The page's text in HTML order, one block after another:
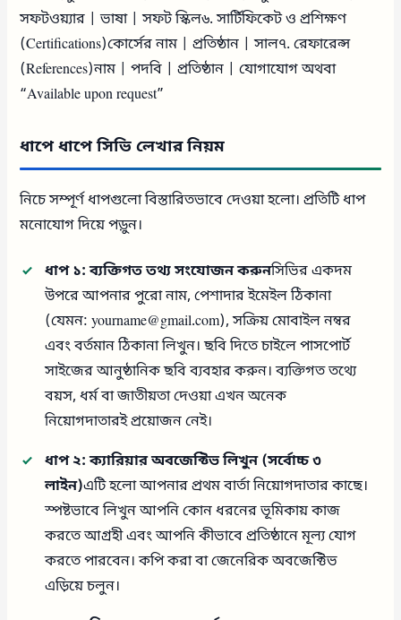
সফটওয়্যার | ভাষা | সফট স্কিল৬. সার্টিফিকেট ও প্রশিক্ষণ
(Certifications)কোর্সের নাম | প্রতিষ্ঠান | সাল৭. রেফারেন্স
(References)নাম | পদবি | প্রতিষ্ঠান | যোগাযোগ অথবা
“Available upon request”
ধাপে ধাপে সিভি লেখার নিয়ম
নিচে সম্পূর্ণ ধাপগুলো বিস্তারিতভাবে দেওয়া হলো। প্রতিটি ধাপ
মনোযোগ দিয়ে পড়ুন।
ধাপ ১: ব্যক্তিগত তথ্য সংযোজন করুনসিভির একদম
উপরে আপনার পুরো নাম, পেশাদার ইমেইল ঠিকানা
(যেমন: yourname@gmail.com), সক্রিয় মোবাইল নম্বর
এবং বর্তমান ঠিকানা লিখুন। ছবি দিতে চাইলে পাসপোর্ট
সাইজের আনুষ্ঠানিক ছবি ব্যবহার করুন। ব্যক্তিগত তথ্যে
বয়স, ধর্ম বা জাতীয়তা দেওয়া এখন অনেক
নিয়োগদাতারই প্রয়োজন নেই।
ধাপ ২: ক্যারিয়ার অবজেক্টিভ লিখুন (সর্বোচ্চ ৩
লাইন)এটি হলো আপনার প্রথম বার্তা নিয়োগদাতার কাছে।
স্পষ্টভাবে লিখুন আপনি কোন ধরনের ভূমিকায় কাজ
করতে আগ্রহী এবং আপনি কীভাবে প্রতিষ্ঠানে মূল্য যোগ
করতে পারবেন। কপি করা বা জেনেরিক অবজেক্টিভ
এড়িয়ে চলুন।